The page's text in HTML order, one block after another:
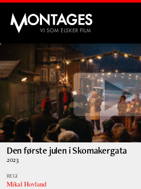
Montages
Den første julen i Skomakergata
2023
REGI
Mikal Hovland